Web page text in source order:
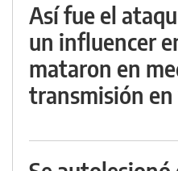
Así fue el
un influencer
mataron en
transmisión